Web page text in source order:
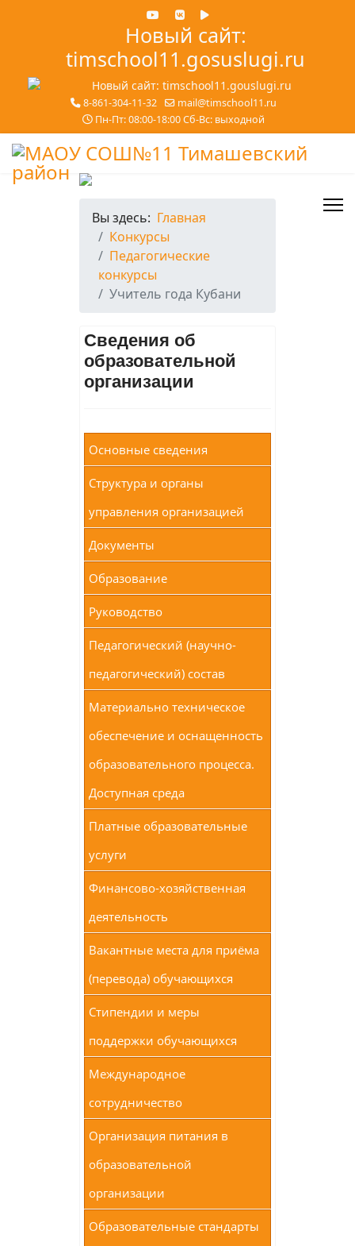
Новый сайт:
timschool11.gosuslugi.ru
8-861-304-11-32
mail@timschool11.ru
Пн-Пт: 08:00-18:00 Сб-Вс: выходной
Вы здесь: Главная
Конкурсы
Педагогические
конкурсы
Учитель года Кубани
Сведения об
образовательной
организации
Основные сведения
Структура и органы
управления организацией
Документы
Образование
Руководство
Педагогический (научно-
педагогический) состав
Материально техническое
обеспечение и оснащенность
образовательного процесса.
Доступная среда
Платные образовательные
услуги
Финансово-хозяйственная
деятельность
Вакантные места для приёма
(перевода) обучающихся
Стипендии и меры
поддержки обучающихся
Международное
сотрудничество
Организация питания в
образовательной
организации
Образовательные стандарты